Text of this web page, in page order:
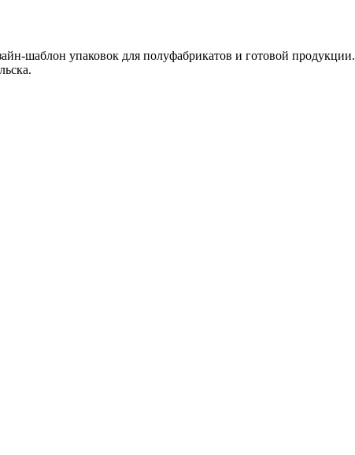
шаблон упаковок для полуфабрикатов и готовой продукции.